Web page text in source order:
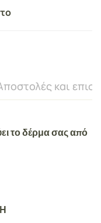
και
το δέρμα σας από